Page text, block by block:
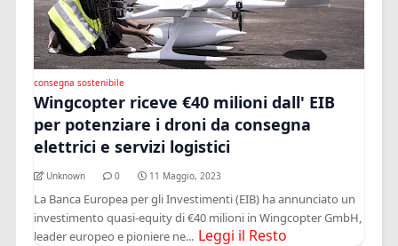
consegna sostenibile
Wingcopter riceve €40 milioni dall' EIB
per potenziare i droni da consegna
elettrici e servizi logistici
Unknown 0 11 Maggio, 2023
La Banca Europea per gli Investimenti (EIB) ha annunciato un
investimento quasi-equity di €40 milioni in Wingcopter GmbH,
leader europeo e pioniere ne... Leggi il Resto